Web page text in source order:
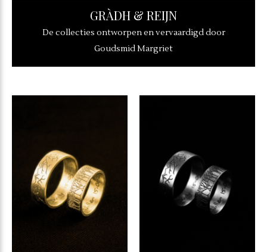
GRÀDH & REIJN
De collecties ontworpen en vervaardigd door
Goudsmid Margriet